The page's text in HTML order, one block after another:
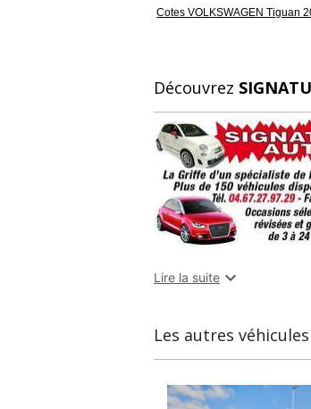
Cotes VOLKSWAGEN Tiguan
Découvrez
Lire la suite 
Les autres